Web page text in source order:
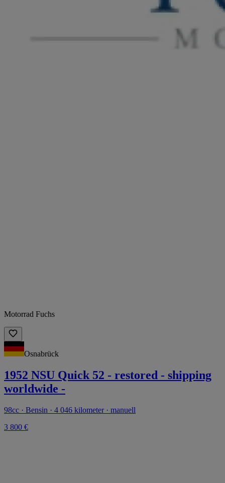
Motorrad Fuchs
Osnabrück
1952 NSU Quick 52 - restored - shipping
worldwide -
98cc · Bensin · 4 046 kilometer · manuell
3 800 €